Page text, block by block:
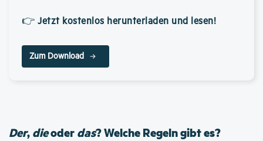
👉 Jetzt kostenlos herunterladen und lesen!
Zum Download
Der,dieoderdas? Welche Regeln gibt es?